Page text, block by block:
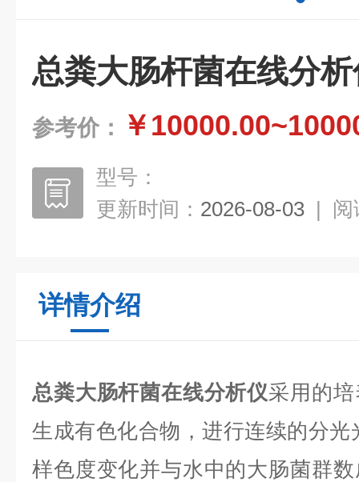
总粪大肠杆菌在线分
参考价： ￥
型号：
更新时间： 2026-08-03 | 阅
详情介绍
总粪大肠杆菌在线分析仪采用的
生成有色化合物，进行连续的分
样色度变化并与水中的大肠菌群